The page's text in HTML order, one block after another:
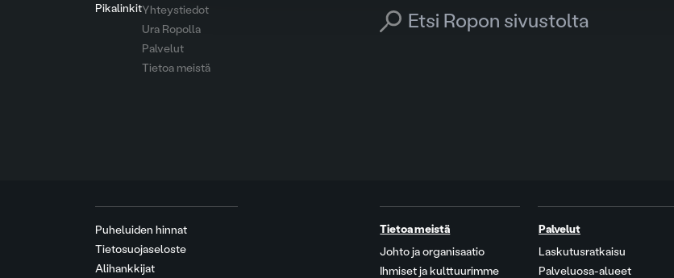
PikalinkitYhteystiedot
Ura Ropolla
Palvelut
Tietoa meistä
Search for:
Puheluiden hinnat
Tietosuojaseloste
Alihankkijat
Tietoa meistä
Johto ja organisaatio
Ihmiset ja kulttuurimme
Palvelut
Laskutusratkaisu
Palveluosa-alueet